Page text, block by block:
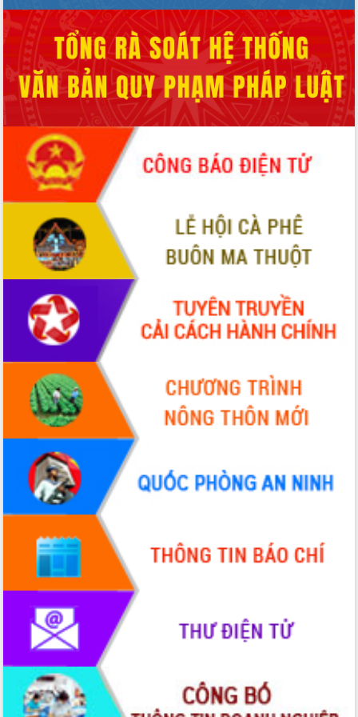
hoạch tỉnh Đắk Lắk thời kỳ 2021-2030,
tầm nhìn đến năm 2050
Nâng cao hiệu quả hoạt động của các
doanh nghiệp nhà nước
Hội nghị triển khai kết nối mạng
truyền số liệu chuyên dùng phục vụ cơ
quan Đảng, Nhà nước
Lễ phát động chuỗi hoạt động chung
tay làm sạch môi trường
Xã Ea Kar bước chuyển mình trong
công tác cải cách hành chính mô hình
UBND tỉnh họp báo định kỳ tháng 4
năm 2026
Hội thảo khoa học “Giải pháp thúc đẩy
phát triển nền kinh tế xanh tại tỉnh
Đắk Lắk”
Tăng cường giám sát, đôn đốc thực
hiện nhiệm vụ quản lý tài sản công
Tháo gỡ những vướng mắc, đẩy mạnh
công tác cải cách thủ tục hành chính
tại Trung tâm Phục vụ hành chính
công tỉnh
Đắk Lắk: Tôn vinh 46 giải pháp tại Hội
thi Sáng tạo Kỹ thuật 2024 - 2025
Đắk Lắk rà soát, điều chỉnh Đề án 190
về phát triển nuôi trồng thủy sản
Phó Chủ tịch UBND tỉnh Đắk Lắk
Trương Công Thái kiểm tra thực địa
Dự án cao tốc Khánh Hòa - Buôn Ma
Thuột
Định vị cà phê Việt Nam như một “di
sản sống” trong dòng chảy toàn cầu
Xây dựng nông thôn mới: Nâng cao đời
sống người dân từ những mô hình thiết
thực
Quyết liệt tháo gỡ vướng mắc, đẩy
nhanh tiến độ các dự án trọng điểm
trong Khu kinh tế Nam Phú Yên